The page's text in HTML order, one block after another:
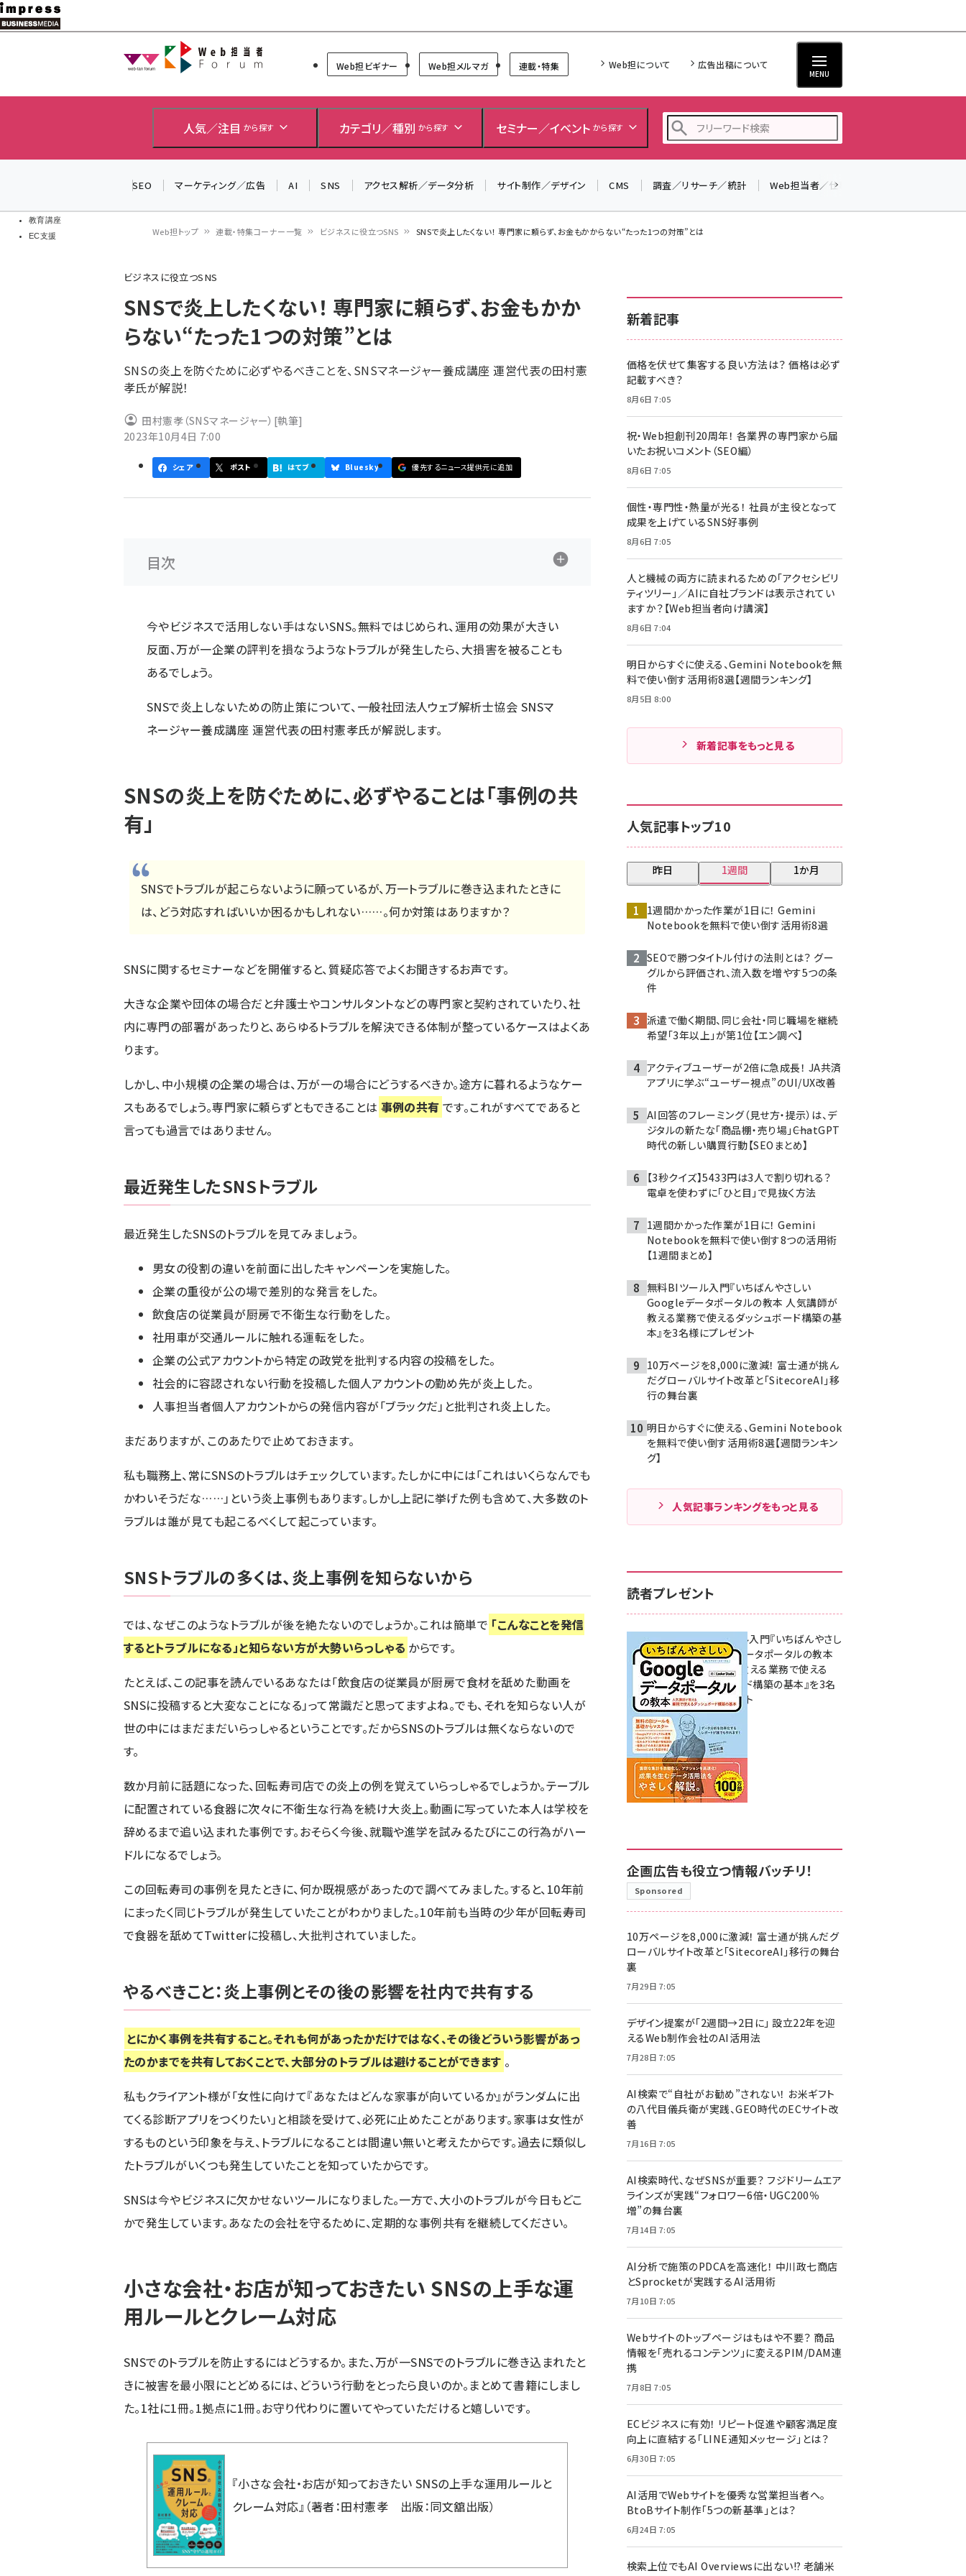
メ
イ
教育講座
EC支援
Web担当者Forum
Web担ビギナー Web担メルマガ 連載・特集 Web担について 広告出稿について
MENU
人気／注目 から探す カテゴリ／種別 から探す セミナー／イベント から探す
z世代 (1620)
meo (1274)
SEO マーケティング／広告 AI SNS アクセス解析／データ分析 サイト制作／デザイン CMS 調査／リサーチ／統計 Web担当者／仕事
ン
く
ず
Web担トップ 連載・特集コーナー一覧 ビジネスに役立つSNS SNSで炎上したくない！ 専門家に頼らず、お金もかからない“たった1つの対策”とは
ビジネスに役立つSNS
SNSで炎上したくない！ 専門家に頼らず、お金もかか
らない“たった1つの対策”とは
SNSの炎上を防ぐために必ずやるべきことを、SNSマネージャー養成講座 運営代表の田村憲
孝氏が解説！
田村憲孝（SNSマネージャー） [執筆]
2023年10月4日 7:00
シェア ポスト はてブ Bluesky 優先するニュース提供元に追加
目次
今やビジネスで活用しない手はないSNS。無料ではじめられ、運用の効果が大きい
反面、万が一企業の評判を損なうようなトラブルが発生したら、大損害を被ることも
あるでしょう。
SNSで炎上しないための防止策について、一般社団法人ウェブ解析士協会 SNSマ
ネージャー養成講座 運営代表の田村憲孝氏が解説します。
SNSの炎上を防ぐために、必ずやることは「事例の共
有」
SNSでトラブルが起こらないように願っているが、万一トラブルに巻き込まれたときに
は、どう対応すればいいか困るかもしれない……。何か対策はありますか？
SNSに関するセミナーなどを開催すると、質疑応答でよくお聞きするお声です。
大きな企業や団体の場合だと弁護士やコンサルタントなどの専門家と契約されていたり、社
内に専門の部署があったりと、あらゆるトラブルを解決できる体制が整っているケースはよくあ
ります。
しかし、中小規模の企業の場合は、万が一の場合にどうするべきか。途方に暮れるようなケー
スもあるでしょう。専門家に頼らずともできることは 事例の共有 です。これがすべてであると
言っても過言ではありません。
最近発生したSNSトラブル
最近発生したSNSのトラブルを見てみましょう。
男女の役割の違いを前面に出したキャンペーンを実施した。
企業の重役が公の場で差別的な発言をした。
飲食店の従業員が厨房で不衛生な行動をした。
社用車が交通ルールに触れる運転をした。
企業の公式アカウントから特定の政党を批判する内容の投稿をした。
社会的に容認されない行動を投稿した個人アカウントの勤め先が炎上した。
人事担当者個人アカウントからの発信内容が「ブラックだ」と批判され炎上した。
まだありますが、このあたりで止めておきます。
私も職務上、常にSNSのトラブルはチェックしています。たしかに中には「これはいくらなんでも
かわいそうだな……」という炎上事例もあります。しかし上記に挙げた例も含めて、大多数のト
ラブルは誰が見ても起こるべくして起こっています。
SNSトラブルの多くは、炎上事例を知らないから
では、なぜこのようなトラブルが後を絶たないのでしょうか。これは簡単で 「こんなことを発信
するとトラブルになる」と知らない方が大勢いらっしゃる からです。
たとえば、この記事を読んでいるあなたは「飲食店の従業員が厨房で食材を舐めた動画を
SNSに投稿すると大変なことになる」って常識だと思ってますよね。でも、それを知らない人が
世の中にはまだまだいらっしゃるということです。だからSNSのトラブルは無くならないので
す。
数か月前に話題になった、回転寿司店での炎上の例を覚えていらっしゃるでしょうか。テーブル
に配置されている食器に次々に不衛生な行為を続け大炎上。動画に写っていた本人は学校を
辞めるまで追い込まれた事例です。おそらく今後、就職や進学を試みるたびにこの行為がハー
ドルになるでしょう。
この回転寿司の事例を見たときに、何か既視感があったので調べてみました。すると、10年前
にまったく同じトラブルが発生していたことがわかりました。10年前も当時の少年が回転寿司
で食器を舐めてTwitterに投稿し、大批判されていました。
やるべきこと：炎上事例とその後の影響を社内で共有する
とにかく事例を共有すること。それも何があったかだけではなく、その後どういう影響があっ
たのかまでを共有しておくことで、大部分のトラブルは避けることができます 。
私もクライアント様が「女性に向けて『あなたはどんな家事が向いているか』がランダムに出
てくる診断アプリをつくりたい」と相談を受けて、必死に止めたことがあります。家事は女性が
するものという印象を与え、トラブルになることは間違い無いと考えたからです。過去に類似し
たトラブルがいくつも発生していたことを知っていたからです。
SNSは今やビジネスに欠かせないツールになりました。一方で、大小のトラブルが今日もどこ
かで発生しています。あなたの会社を守るために、定期的な事例共有を継続してください。
小さな会社・お店が知っておきたい SNSの上手な運
用ルールとクレーム対応
SNSでのトラブルを防止するにはどうするか。また、万が一SNSでのトラブルに巻き込まれたと
きに被害を最小限にとどめるには、どういう行動をとったら良いのか。まとめて書籍にしまし
た。1社に1冊。1拠点に1冊。お守り代わりに置いてやっていただけると嬉しいです。
『小さな会社・お店が知っておきたい SNSの上手な運用ルールと
クレーム対応』（著者：田村憲孝 出版：同文舘出版）
新着記事
価格を伏せて集客する良い方法は？ 価格は必ず
記載すべき？
8月6日 7:05
祝・Web担創刊20周年！ 各業界の専門家から届
いたお祝いコメント（SEO編）
8月6日 7:05
個性・専門性・熱量が光る！ 社員が主役となって
成果を上げているSNS好事例
8月6日 7:05
人と機械の両方に読まれるための「アクセシビリ
ティツリー」／AIに自社ブランドは表示されてい
ますか？【Web担当者向け講演】
8月6日 7:04
明日からすぐに使える、Gemini Notebookを無
料で使い倒す活用術8選【週間ランキング】
8月5日 8:00
新着記事をもっと見る
人気記事トップ10
昨日 1週間 1か月
1週間かかった作業が1日に！ Gemini
Notebookを無料で使い倒す活用術8選
SEOで勝つタイトル付けの法則とは？ グー
グルから評価され、流入数を増やす5つの条
件
派遣で働く期間、同じ会社・同じ職場を継続
希望「3年以上」が第1位【エン調べ】
アクティブユーザーが2倍に急成長！ JA共済
アプリに学ぶ“ユーザー視点”のUI/UX改善
AI回答のフレーミング（見せ方・提示）は、デ
ジタルの新たな「商品棚・売り場」――ChatGPT
時代の新しい購買行動【SEOまとめ】
【3秒クイズ】5433円は3人で割り切れる？
電卓を使わずに「ひと目」で見抜く方法
1週間かかった作業が1日に！ Gemini
Notebookを無料で使い倒す8つの活用術
【1週間まとめ】
無料BIツール入門『いちばんやさしい
Googleデータポータルの教本 人気講師が
教える業務で使えるダッシュボード構築の基
本』を3名様にプレゼント
10万ページを8,000に激減！ 富士通が挑ん
だグローバルサイト改革と「SitecoreAI」移
行の舞台裏
明日からすぐに使える、Gemini Notebook
を無料で使い倒す活用術8選【週間ランキン
グ】
人気記事ランキングをもっと見る
読者プレゼント
無料BIツール入門『いちばんやさし
いGoogleデータポータルの教本
人気講師が教える業務で使える
ダッシュボード構築の基本』を3名
様にプレゼント
7月31日 10:00
企画広告も役立つ情報バッチリ！
Sponsored
10万ページを8,000に激減！ 富士通が挑んだグ
ローバルサイト改革と「SitecoreAI」移行の舞台
裏
7月29日 7:05
デザイン提案が「2週間→2日に」 設立22年を迎
えるWeb制作会社のAI活用法
7月28日 7:05
AI検索で“自社がお勧め”されない！ お米ギフト
の八代目儀兵衛が実践、GEO時代のECサイト改
善
7月16日 7:05
AI検索時代、なぜSNSが重要？ フジドリームエア
ラインズが実践“フォロワー6倍・UGC200％
増”の舞台裏
7月14日 7:05
AI分析で施策のPDCAを高速化！ 中川政七商店
とSprocketが実践するAI活用術
7月10日 7:05
Webサイトのトップページはもはや不要？ 商品
情報を「売れるコンテンツ」に変えるPIM/DAM連
携
7月8日 7:05
ECビジネスに有効！ リピート促進や顧客満足度
向上に直結する「LINE通知メッセージ」とは？
6月30日 7:05
AI活用でWebサイトを優秀な営業担当者へ。
BtoBサイト制作「5つの新基準」とは？
6月24日 7:05
検索上位でもAI Overviewsに出ない!? 老舗米
＼ 読者アンケートにご協力ください ／
▼アンケートページはこちらから▼